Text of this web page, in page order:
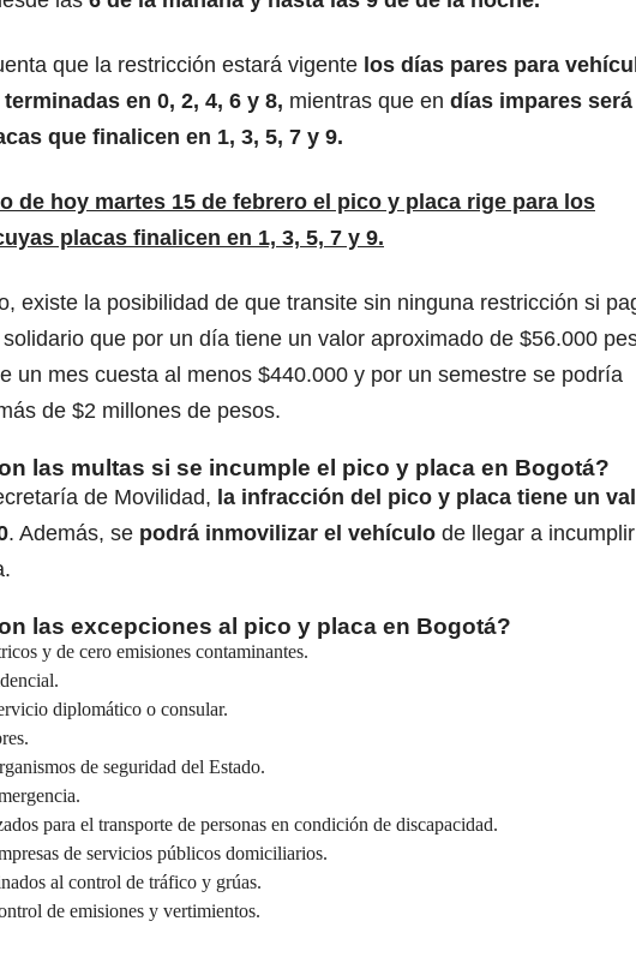
que la restricción estará vigente los días pares para
en 0, 2, 4, 6 y 8, mientras que en días impares será
que finalicen en 1, 3, 5, 7 y 9.
de hoy martes 15 de febrero el pico y placa rige para los
placas finalicen en 1, 3, 5, 7 y 9.
existe la posibilidad de que transite sin ninguna restricción si
que por un día tiene un valor aproximado de $56.000
un mes cuesta al menos $440.000 y por un semestre se podría
de $2 millones de pesos.
las multas si se incumple el pico y placa en Bogotá?
de Movilidad, la infracción del pico y placa tiene un
. Además, se podrá inmovilizar el vehículo de llegar a
las excepciones al pico y placa en Bogotá?
y de cero emisiones contaminantes.
diplomático o consular.
de seguridad del Estado.
para el transporte de personas en condición de discapacidad.
de servicios públicos domiciliarios.
al control de tráfico y grúas.
de emisiones y vertimientos.